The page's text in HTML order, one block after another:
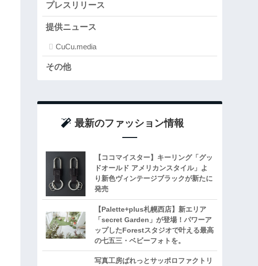
プレスリリース
提供ニュース
CuCu.media
その他
最新のファッション情報
【ココマイスター】キーリング「グッ
ドオールド アメリカンスタイル」よ
り新色ヴィンテージブラックが新たに
発売
【Palette+plus札幌西店】新エリア
「secret Garden」が登場！パワーア
ップしたForestスタジオで叶える最高
の七五三・ベビーフォトを。
写真工房ぱれっとサッポロファクトリ